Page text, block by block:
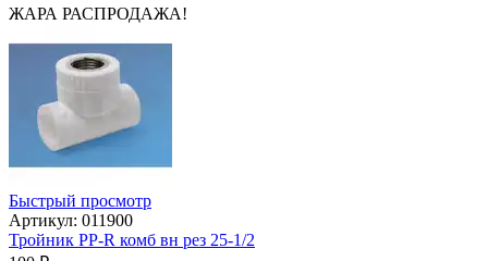
ЖАРА РАСПРОДАЖА!
Быстрый просмотр
Артикул: 011900
Тройник PP-R комб вн рез 25-1/2